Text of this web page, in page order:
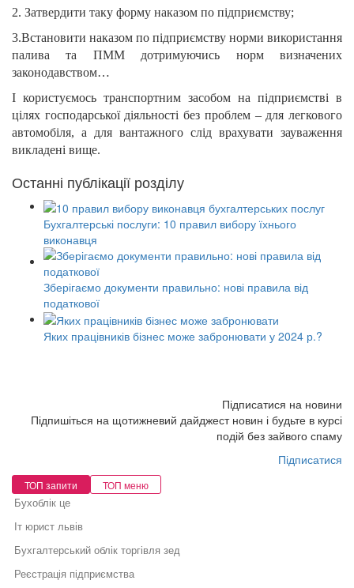
2. Затвердити таку форму наказом по підприємству;
3.Встановити наказом по підприємству норми використання
палива та ПММ дотримуючись норм визначених
законодавством…
І користуємось транспортним засобом на підприємстві в
цілях господарської діяльності без проблем – для легкового
автомобіля, а для вантажного слід врахувати зауваження
викладені вище.
Останні публікації розділу
Бухгалтерські послуги: 10 правил вибору їхнього
виконавця
Зберігаємо документи правильно: нові правила від
податкової
Яких працівників бізнес може забронювати у 2024 р.?
Підписатися на новини
Підпишіться на щотижневий дайджест новин і будьте в курсі
подій без зайвого спаму
Підписатися
ТОП запити ТОП меню
Бухоблік це
Іт юрист львів
Бухгалтерський облік торгівля зед
Реєстрація підприємства